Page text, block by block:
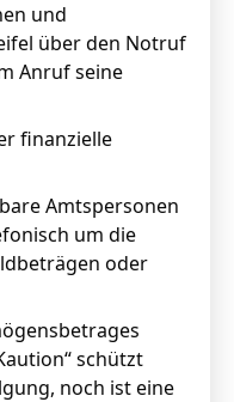
und
über den Notruf
Anruf seine
finanzielle
Amtspersonen
um die
oder
schützt
noch ist eine